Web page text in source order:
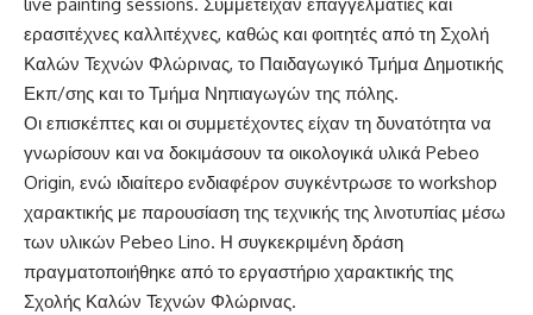
ερασιτέχνες καλλιτέχνες, καθώς και φοιτητές από τη Σχολή
Καλών Τεχνών Φλώρινας, το Παιδαγωγικό Τμήμα Δημοτικής
Εκπ/σης και το Τμήμα Νηπιαγωγών της πόλης.
Οι επισκέπτες και οι συμμετέχοντες είχαν τη δυνατότητα να
γνωρίσουν και να δοκιμάσουν τα οικολογικά υλικά Pebeo
Origin, ενώ ιδιαίτερο ενδιαφέρον συγκέντρωσε το workshop
χαρακτικής με παρουσίαση της τεχνικής της λινοτυπίας μέσω
των υλικών Pebeo Lino. Η συγκεκριμένη δράση
πραγματοποιήθηκε από το εργαστήριο χαρακτικής της
Σχολής Καλών Τεχνών Φλώρινας.